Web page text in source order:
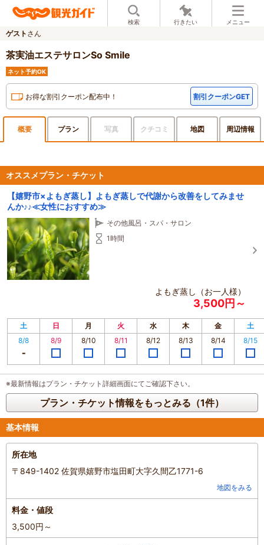
検索 行きたい メニュー
ゲスト さん
茶実油エステサロンSo Smile
ネット予約OK
お得な割引クーポン配布中！ 割引クーポンGET
概要 プラン 写真 クチコミ 地図 周辺情報
オススメプラン・チケット
【嬉野市×よもぎ蒸し】よもぎ蒸しで代謝から改善をしてみませ
んか♪♪≪女性におすすめ≫
その他風呂・スパ・サロン
1時間
よもぎ蒸し（お一人様）
3,500円～
土 日 月 火 水 木 金
土
8/8
8/9 8/10 8/11 8/12 8/13 8/14 8/15
※最新情報はプラン・チケット詳細画面にてご確認下さい。
プラン・チケット情報をもっとみる（1件）
基本情報
所在地
〒849-1402 佐賀県嬉野市塩田町大字久間乙1771-6
地図をみる
料金・値段
3,500円～